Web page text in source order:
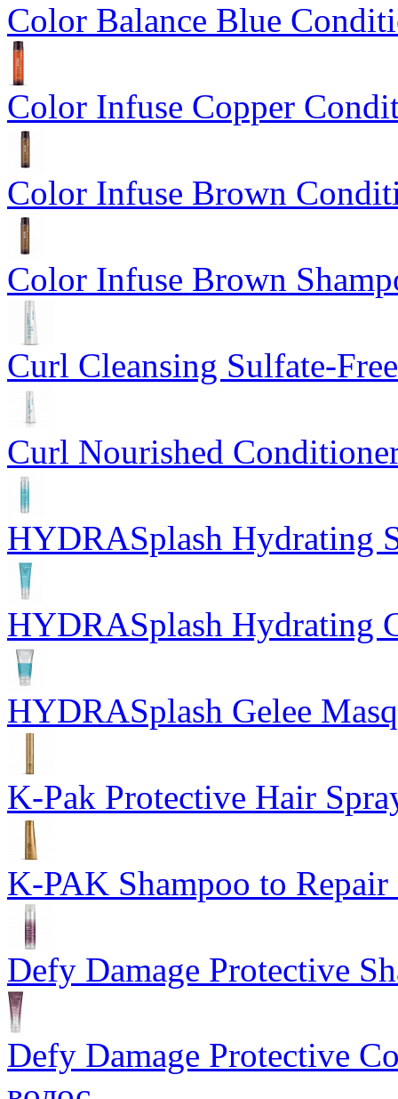
Color Balance Blue
Color Infuse Copper
Color Infuse Brown
Color Infuse Brown
Curl Cleansing Sulfate-
Curl Nourished
HYDRASplash Hydrating
HYDRASplash Hydrating
HYDRASplash Gelee
K-Pak Protective Hair
K-PAK Shampoo to Repair
Defy Damage Protective
Defy Damage Protective